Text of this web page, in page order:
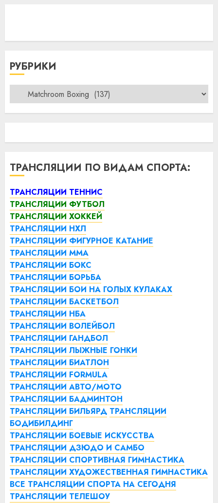
РУБРИКИ
Рубрики
ТРАНСЛЯЦИИ ПО ВИДАМ СПОРТА:
ТРАНСЛЯЦИИ ТЕННИС
ТРАНСЛЯЦИИ ФУТБОЛ
ТРАНСЛЯЦИИ ХОККЕЙ
ТРАНСЛЯЦИИ НХЛ
ТРАНСЛЯЦИИ ФИГУРНОЕ КАТАНИЕ
ТРАНСЛЯЦИИ ММА
ТРАНСЛЯЦИИ БОКС
ТРАНСЛЯЦИИ БОРЬБА
ТРАНСЛЯЦИИ БОИ НА ГОЛЫХ КУЛАКАХ
ТРАНСЛЯЦИИ БАСКЕТБОЛ
ТРАНСЛЯЦИИ НБА
ТРАНСЛЯЦИИ ВОЛЕЙБОЛ
ТРАНСЛЯЦИИ ГАНДБОЛ
ТРАНСЛЯЦИИ ЛЫЖНЫЕ ГОНКИ
ТРАНСЛЯЦИИ БИАТЛОН
ТРАНСЛЯЦИИ FORMULA
ТРАНСЛЯЦИИ АВТО/МОТО
ТРАНСЛЯЦИИ БАДМИНТОН
ТРАНСЛЯЦИИ БИЛЬЯРД ТРАНСЛЯЦИИ
БОДИБИЛДИНГ
ТРАНСЛЯЦИИ БОЕВЫЕ ИСКУССТВА
ТРАНСЛЯЦИИ ДЗЮДО И САМБО
ТРАНСЛЯЦИИ СПОРТИВНАЯ ГИМНАСТИКА
ТРАНСЛЯЦИИ ХУДОЖЕСТВЕННАЯ ГИМНАСТИКА
ВСЕ ТРАНСЛЯЦИИ СПОРТА НА СЕГОДНЯ
ТРАНСЛЯЦИИ ТЕЛЕШОУ